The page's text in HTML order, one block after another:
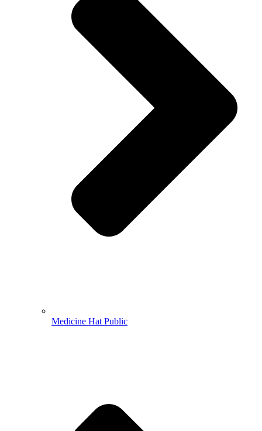
Medicine Hat Public